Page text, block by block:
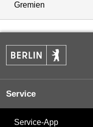
Gremien
Service
Service-App